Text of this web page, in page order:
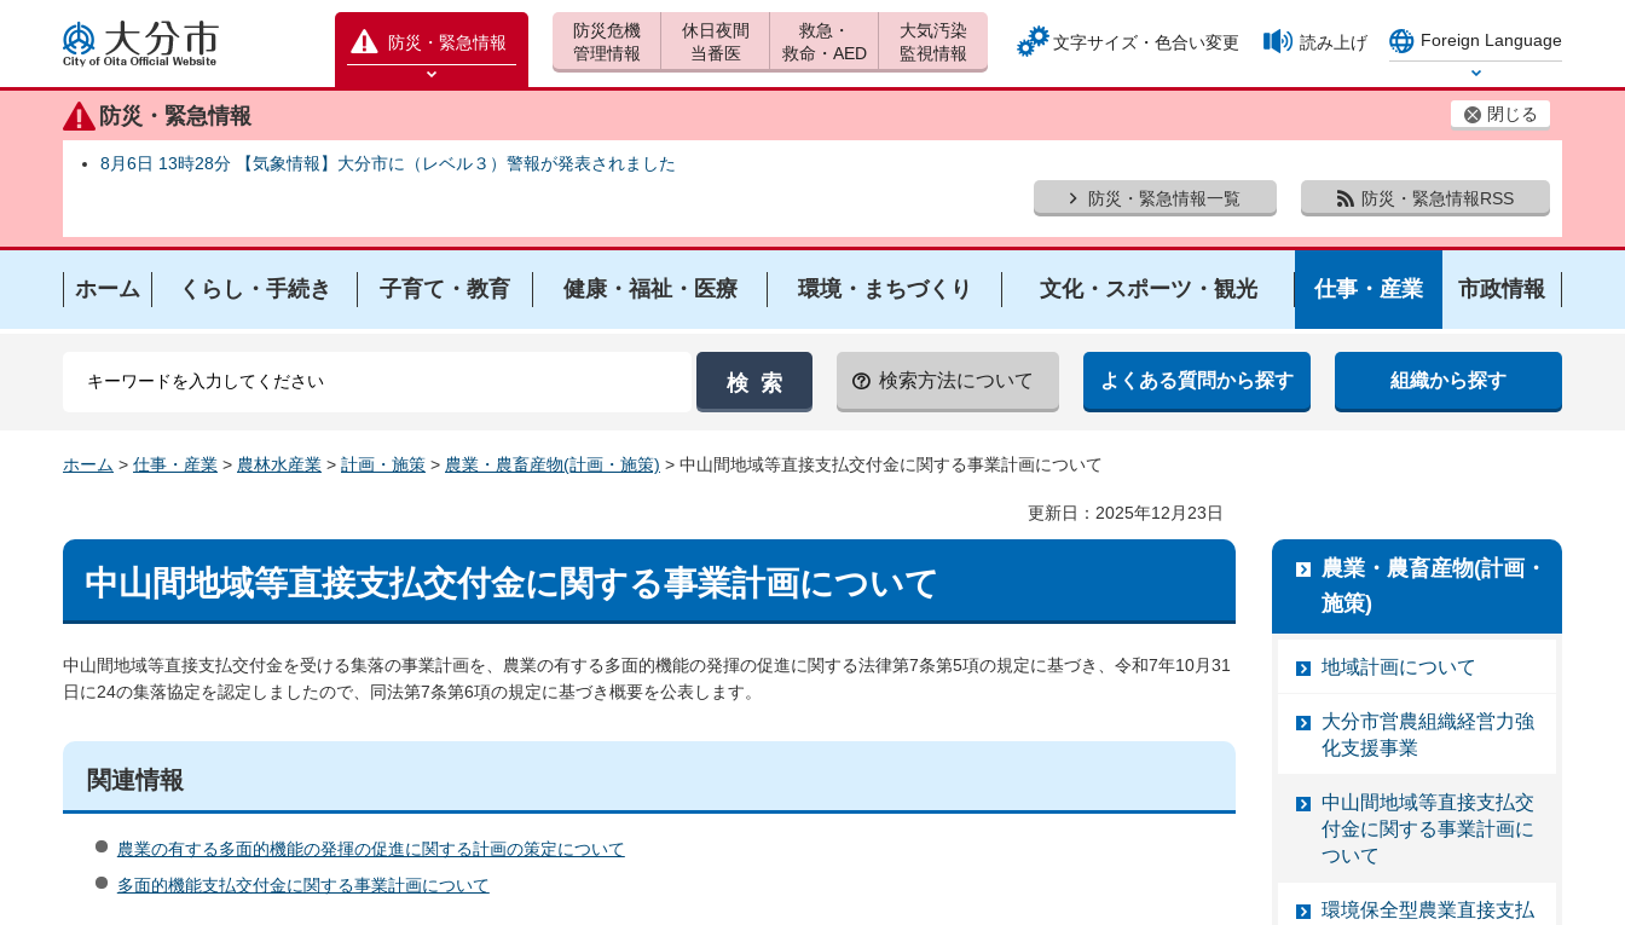
大分市
防災・緊急情報
防災緊急情報を開く
防災・緊急情報 閉じる
8月6日 13時28分 【気象情報】大分市に（レベル３）警報が発表されました
防災・緊急情報一覧
防災・緊急情報RSS
防災危機
管理情報
休日夜間
当番医
救急・
救命・AED
大気汚染
監視情報
文字サイズ・色合い変更 読み上げ
Foreign Language
Select Language
ホーム くらし・手続き 子育て・教育 健康・福祉・医療 環境・まちづくり 文化・スポーツ・観光 仕事・産業 市政情報
検索方法について よくある質問から探す 組織から探す
ホーム > 仕事・産業 > 農林水産業 > 計画・施策 > 農業・農畜産物(計画・施策) > 中山間地域等直接支払交付金に関する事業計画について
更新日：2025年12月23日
中山間地域等直接支払交付金に関する事業計画について
中山間地域等直接支払交付金を受ける集落の事業計画を、農業の有する多面的機能の発揮の促進に関する法律第7条第5項の規定に基づき、令和7年10月31
日に24の集落協定を認定しましたので、同法第7条第6項の規定に基づき概要を公表します。
関連情報
農業の有する多面的機能の発揮の促進に関する計画の策定について
多面的機能支払交付金に関する事業計画について
農業・農畜産物(計画・
施策)
地域計画について
大分市営農組織経営力強
化支援事業
中山間地域等直接支払交
付金に関する事業計画に
ついて
環境保全型農業直接支払